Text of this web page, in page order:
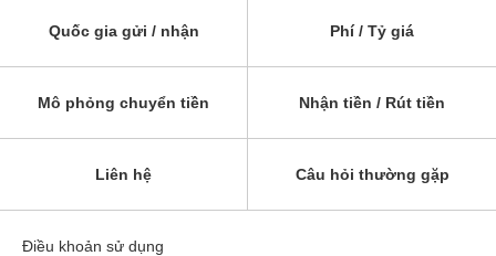
Quốc gia gửi / nhận Phí / Tỷ giá
Mô phỏng chuyển tiền Nhận tiền / Rút tiền
Liên hệ Câu hỏi thường gặp
Điều khoản sử dụng